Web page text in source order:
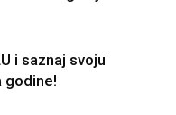
i saznaj svoju
godine!